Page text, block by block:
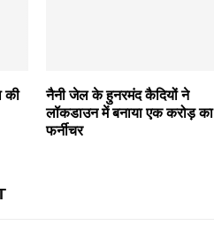
की
नैनी जेल के हुनरमंद कैदियों ने
लॉकडाउन में बनाया एक करोड़ का
फर्नीचर